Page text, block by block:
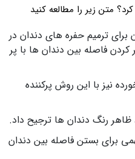
متن زیر را مطالعه کنید
برای ترمیم حفره های دندان در
فاصله بین دندان ها با پر
نیز با این روش پرکننده
رنگ دندان ها ترجیح داد.
برای بستن فاصله بین دندان